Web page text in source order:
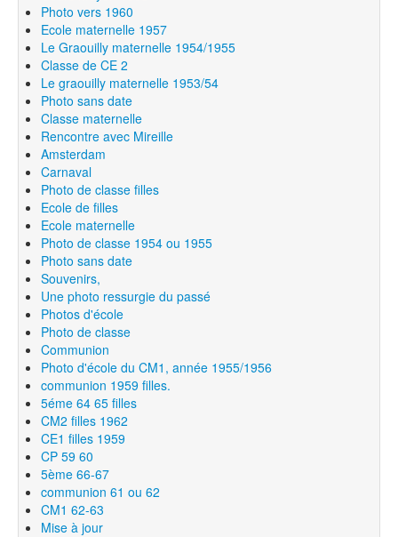
Photo vers 1960
Ecole maternelle 1957
Le Graouilly maternelle 1954/1955
Classe de CE 2
Le graouilly maternelle 1953/54
Photo sans date
Classe maternelle
Rencontre avec Mireille
Amsterdam
Carnaval
Photo de classe filles
Ecole de filles
Ecole maternelle
Photo de classe 1954 ou 1955
Photo sans date
Souvenirs,
Une photo ressurgie du passé
Photos d'école
Photo de classe
Communion
Photo d'école du CM1, année 1955/1956
communion 1959 filles.
5éme 64 65 filles
CM2 filles 1962
CE1 filles 1959
CP 59 60
5ème 66-67
communion 61 ou 62
CM1 62-63
Mise à jour